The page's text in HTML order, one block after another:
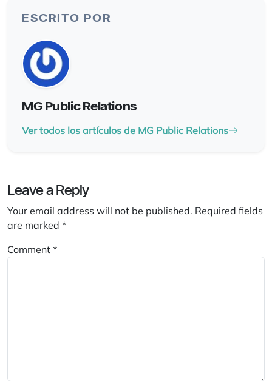
ESCRITO POR
MG Public Relations
Ver todos los artículos de MG Public Relations
Leave a Reply
Your email address will not be published. Required fields
are marked *
Comment *